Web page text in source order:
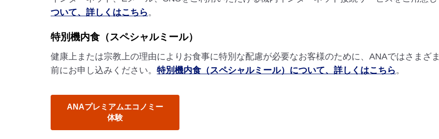
ついて、詳しくはこちら 。
特別機内食（スペシャルミール）
健康上または宗教上の理由によりお食事に特別な配慮が必要なお客様のために、ANAではさまざ
前にお申し込みください。 特別機内食（スペシャルミール）について、詳しくはこちら 。
ANAプレミアムエコノミー
体験